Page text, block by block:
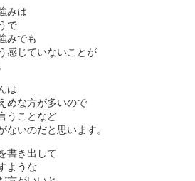
みは
で
みでも
感じていないことが
は
めな方が多いので
うことなど
ないのだと思います。
書き出して
ような